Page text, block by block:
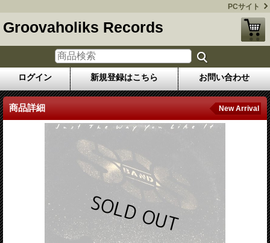
PCサイト
Groovaholiks Records
ログイン 新規登録はこちら お問い合わせ
商品詳細 New Arrival